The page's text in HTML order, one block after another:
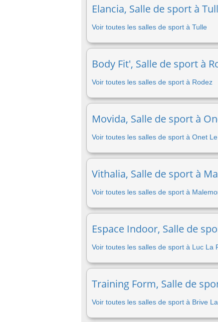
Elancia, Salle de sport à
Voir toutes les salles de sport à Tulle
Body Fit', Salle de sport à
Voir toutes les salles de sport à Rodez
Movida, Salle de sport à
Voir toutes les salles de sport à Onet
Vithalia, Salle de sport à
Voir toutes les salles de sport à
Espace Indoor, Salle de
Voir toutes les salles de sport à Luc La
Training Form, Salle de
Voir toutes les salles de sport à Brive